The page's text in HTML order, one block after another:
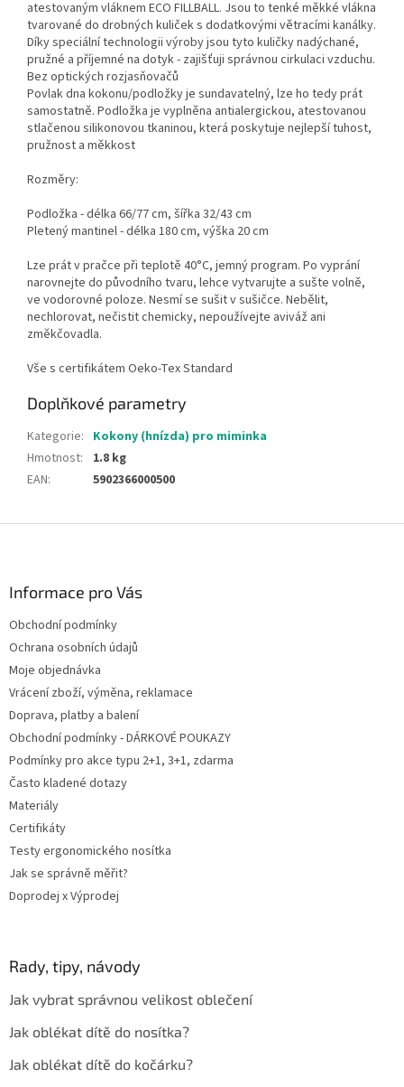
atestovaným vláknem ECO FILLBALL. Jsou to tenké měkké vlákna
tvarované do drobných kuliček s dodatkovými větracími kanálky.
Díky speciální technologii výroby jsou tyto kuličky nadýchané,
pružné a příjemné na dotyk - zajišťuji správnou cirkulaci vzduchu.
Bez optických rozjasňovačů
Povlak dna kokonu/podložky je sundavatelný, lze ho tedy prát
samostatně. Podložka je vyplněna antialergickou, atestovanou
stlačenou silikonovou tkaninou, která poskytuje nejlepší tuhost,
pružnost a měkkost
Rozměry:
Podložka - délka 66/77 cm, šířka 32/43 cm
Pletený mantinel - délka 180 cm, výška 20 cm
Lze prát v pračce při teplotě 40°C, jemný program. Po vyprání
narovnejte do původního tvaru, lehce vytvarujte a sušte volně,
ve vodorovné poloze. Nesmí se sušit v sušičce. Nebělit,
nechlorovat, nečistit chemicky, nepoužívejte aviváž ani
změkčovadla.
Vše s certifikátem Oeko-Tex Standard
Doplňkové parametry
Kategorie: Kokony (hnízda) pro miminka
Hmotnost:
1.8 kg
EAN: 5902366000500
Informace pro Vás
Obchodní podmínky
Ochrana osobních údajů
Moje objednávka
Vrácení zboží, výměna, reklamace
Doprava, platby a balení
Obchodní podmínky - DÁRKOVÉ POUKAZY
Podmínky pro akce typu 2+1, 3+1, zdarma
Často kladené dotazy
Materiály
Certifikáty
Testy ergonomického nosítka
Jak se správně měřit?
Doprodej x Výprodej
Rady, tipy, návody
Jak vybrat správnou velikost oblečení
Jak oblékat dítě do nosítka?
Jak oblékat dítě do kočárku?